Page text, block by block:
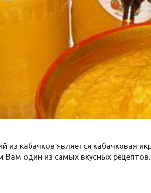
из кабачков является кабачковая
Вам один из самых вкусных